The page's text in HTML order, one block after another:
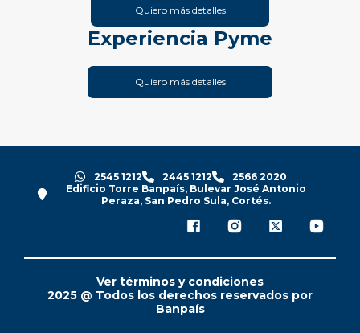
Quiero más detalles
Experiencia Pyme
Quiero más detalles
2545 1212 2445 1212
2566 2020
Edificio Torre Banpaís, Bulevar José Antonio
Peraza, San Pedro Sula, Cortés.
Ver términos y condiciones
2025 @ Todos los derechos reservados por
Banpaís